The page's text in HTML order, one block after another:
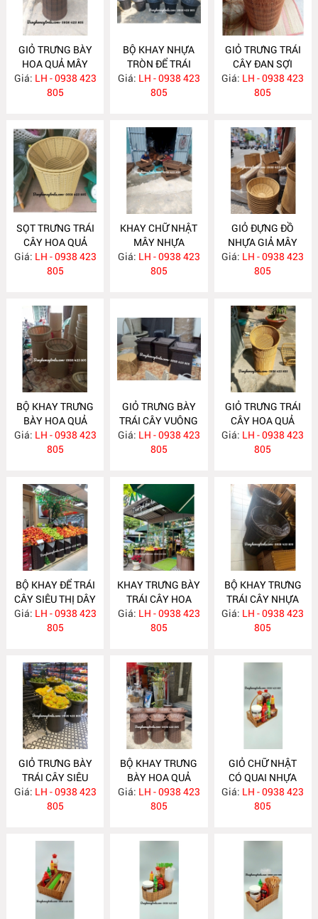
GIỎ TRƯNG BÀY
HOA QUẢ MÂY
NHỰA NH398
Giá: LH - 0938 423
805
BỘ KHAY NHỰA
TRÒN ĐỂ TRÁI
CÂY SIÊU THỊ
MÂY NHỰA
Giá: LH - 0938 423
805
GIỎ TRƯNG TRÁI
CÂY ĐAN SỢI
NHỰA TRÒN
NH396
Giá: LH - 0938 423
805
SỌT TRƯNG TRÁI
CÂY HOA QUẢ
CHO SIÊU THỊ
NH395
Giá: LH - 0938 423
805
KHAY CHỮ NHẬT
MÂY NHỰA
NH386
Giá: LH - 0938 423
805
GIỎ ĐỰNG ĐỒ
NHỰA GIẢ MÂY
NH385
Giá: LH - 0938 423
805
BỘ KHAY TRƯNG
BÀY HOA QUẢ
SIÊU THỊ NH384
Giá: LH - 0938 423
805
GIỎ TRƯNG BÀY
TRÁI CÂY VUÔNG
NH383
Giá: LH - 0938 423
805
GIỎ TRƯNG TRÁI
CÂY HOA QUẢ
NH349
Giá: LH - 0938 423
805
BỘ KHAY ĐỂ TRÁI
CÂY SIÊU THỊ DÂY
TRÒN NH348
Giá: LH - 0938 423
805
KHAY TRƯNG BÀY
TRÁI CÂY HOA
QUẢ SIÊU THỊ
NH347
Giá: LH - 0938 423
805
BỘ KHAY TRƯNG
TRÁI CÂY NHỰA
GIẢ MÂY NH324
Giá: LH - 0938 423
805
GIỎ TRƯNG BÀY
TRÁI CÂY SIÊU
THỊ MÂY NHỰA
NH323
Giá: LH - 0938 423
805
BỘ KHAY TRƯNG
BÀY HOA QUẢ
SIÊU THỊ NH322
Giá: LH - 0938 423
805
GIỎ CHỮ NHẬT
CÓ QUAI NHỰA
GIẢ MÂY NH320
Giá: LH - 0938 423
805